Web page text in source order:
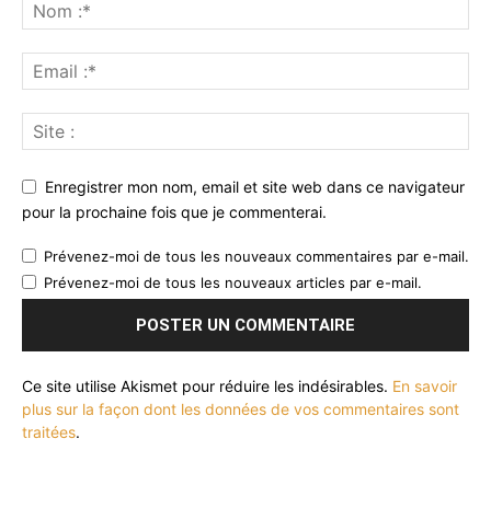
Enregistrer mon nom, email et site web dans ce navigateur
pour la prochaine fois que je commenterai.
Prévenez-moi de tous les nouveaux commentaires par e-mail.
Prévenez-moi de tous les nouveaux articles par e-mail.
Ce site utilise Akismet pour réduire les indésirables. En savoir
plus sur la façon dont les données de vos commentaires sont
traitées.